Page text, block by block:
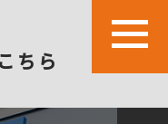
ちら